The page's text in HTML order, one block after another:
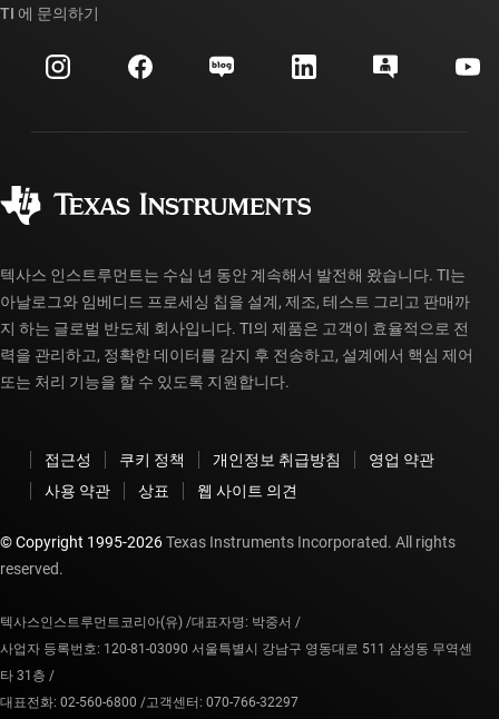
이벤트
투자 관계
대체품 검색
고객 지원 센터
myTI 계정 FAQ
주문 FAQ
TI 에 문의하기
텍사스 인스트루먼트는 수십 년 동안 계속해서 발전해 왔습니다. TI는
아날로그와 임베디드 프로세싱 칩을 설계, 제조, 테스트 그리고 판매까
지 하는 글로벌 반도체 회사입니다. TI의 제품은 고객이 효율적으로 전
력을 관리하고, 정확한 데이터를 감지 후 전송하고, 설계에서 핵심 제어
또는 처리 기능을 할 수 있도록 지원합니다.
접근성 쿠키 정책 개인정보 취급방침
영업 약관
사용 약관
상표 웹 사이트 의견
© Copyright 1995-2026Texas Instruments Incorporated. All rights
reserved.
텍사스인스트루먼트코리아(유) /대표자명: 박중서 /
사업자 등록번호: 120-81-03090 서울특별시 강남구 영동대로 511 삼성동 무역센
타 31층 /
대표전화: 02-560-6800 /고객센터: 070-766-32297